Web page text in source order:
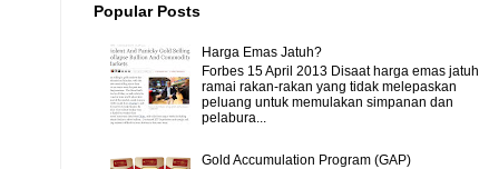
Popular Posts
Harga Emas Jatuh?
Forbes 15 April 2013 Disaat harga emas jatuh
ramai rakan-rakan yang tidak melepaskan
peluang untuk memulakan simpanan dan
pelabura...
Gold Accumulation Program (GAP)